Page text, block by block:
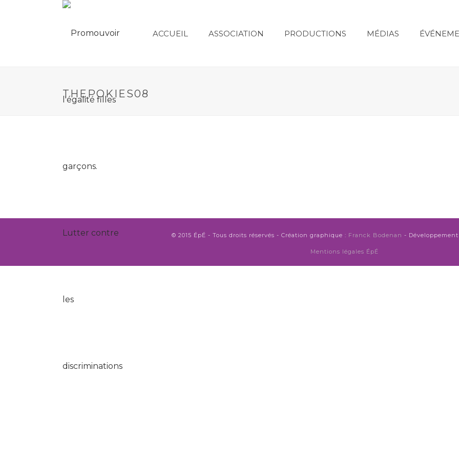
ACCUEIL ASSOCIATION PRODUCTIONS MÉDIAS
THEPOKIES08
© 2015 ÉpÉ - Tous droits réservés - Création graphique : Franck Bodenan -
Mentions légales ÉpÉ